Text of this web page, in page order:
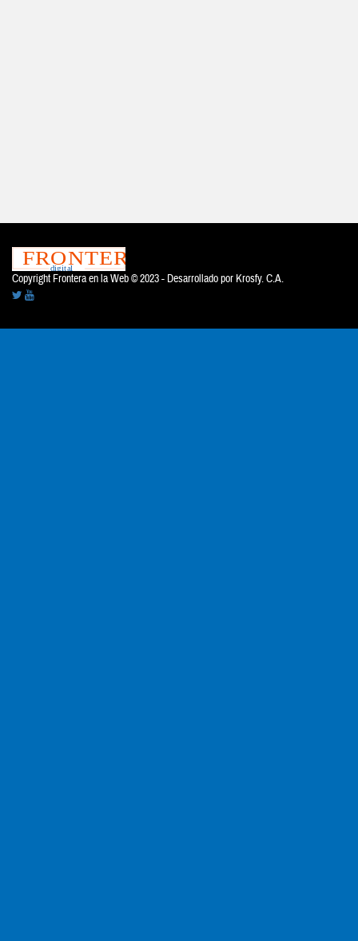
Copyright Frontera en la Web © 2023 - Desarrollado por Krosfy. C.A.